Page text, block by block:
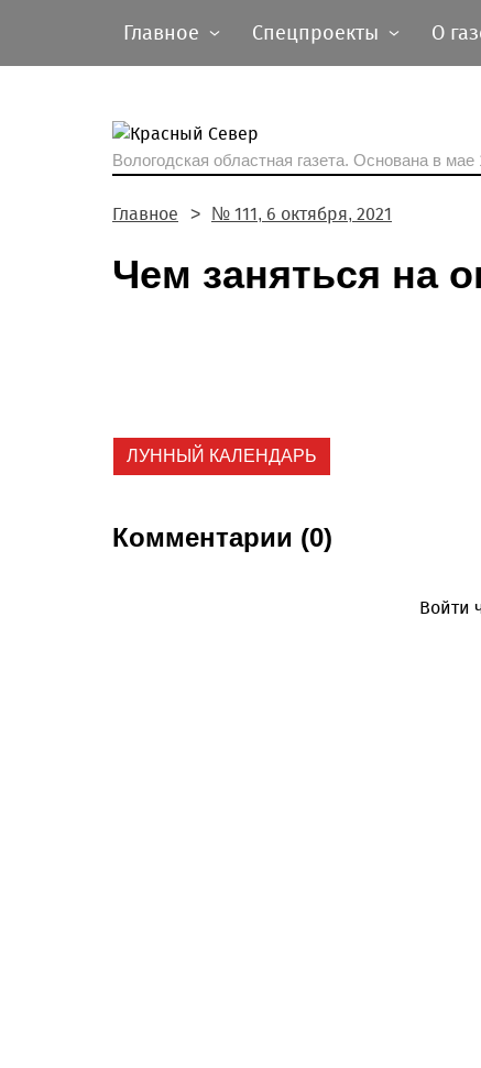
Главное Спецпроекты О
Вологодская областная газета. Основана в мае
Главное № 111, 6 октября, 2021
Чем заняться на
ЛУННЫЙ КАЛЕНДАРЬ
Комментарии (0)
Войти